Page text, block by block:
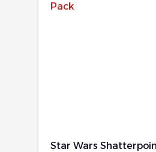
Star Wars